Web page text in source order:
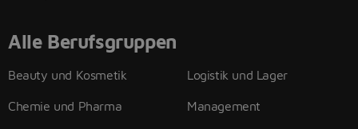
Alle Berufsgruppen
Beauty und Kosmetik
Chemie und Pharma
Logistik und Lager
Management